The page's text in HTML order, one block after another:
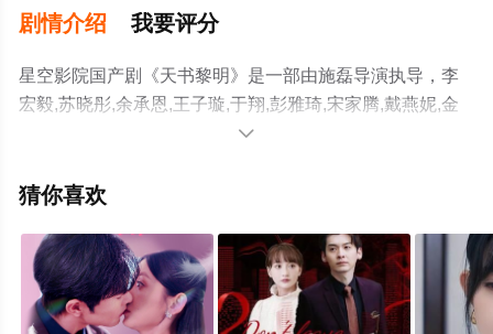
剧情介绍 我要评分
星空影院国产剧《天书黎明》是一部由施磊导演执导，李
宏毅,苏晓彤,余承恩,王子璇,于翔,彭雅琦,宋家腾,戴燕妮,金
珈,钱波,高冬平等演员精彩演绎的中国大陆电视剧，大结局
完整版电视剧全集就上星空电影网，更多相关信息可移步

猜你喜欢